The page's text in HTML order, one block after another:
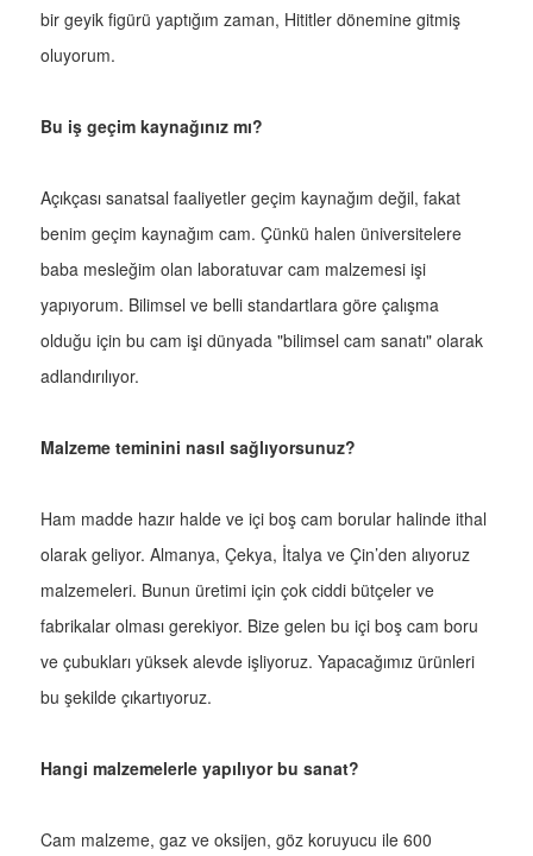
bir geyik figürü yaptığım zaman, Hititler dönemine gitmiş
oluyorum.
Bu iş geçim kaynağınız mı?
Açıkçası sanatsal faaliyetler geçim kaynağım değil, fakat
benim geçim kaynağım cam. Çünkü halen üniversitelere
baba mesleğim olan laboratuvar cam malzemesi işi
yapıyorum. Bilimsel ve belli standartlara göre çalışma
olduğu için bu cam işi dünyada "bilimsel cam sanatı" olarak
adlandırılıyor.
Malzeme teminini nasıl sağlıyorsunuz?
Ham madde hazır halde ve içi boş cam borular halinde ithal
olarak geliyor. Almanya, Çekya, İtalya ve Çin’den alıyoruz
malzemeleri. Bunun üretimi için çok ciddi bütçeler ve
fabrikalar olması gerekiyor. Bize gelen bu içi boş cam boru
ve çubukları yüksek alevde işliyoruz. Yapacağımız ürünleri
bu şekilde çıkartıyoruz.
Hangi malzemelerle yapılıyor bu sanat?
Cam malzeme, gaz ve oksijen, göz koruyucu ile 600